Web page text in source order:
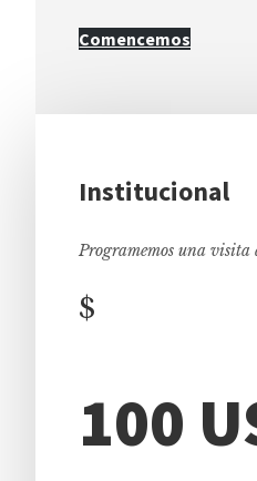
Comencemos
Institucional
Programemos una visita
$
100